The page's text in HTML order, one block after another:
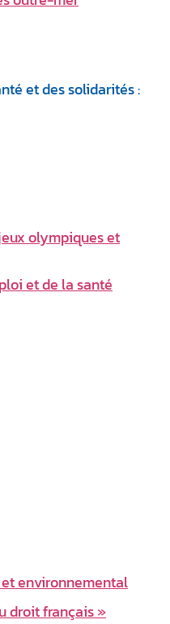
et des solidarités :
olympiques et
et de la santé
environnemental
droit français »